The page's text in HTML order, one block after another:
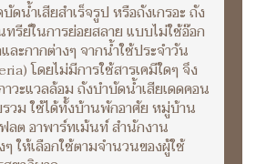
น้ำเสียสำเร็จรูป หรือถังเกรอะ ถัง
รีย์ในการย่อยสลาย แบบไม่ใช้อ๊อก
ะกากต่างๆ จากน้ำใช้ประจำวัน
โดยไม่มีการใช้สารเคมีใดๆ จึง
วะแวลล้อม ถังบำบัดน้ำเสียเดดคอน
วม ใช้ได้ทั้งบ้านพักอาศัย หมู่บ้าน
ลต อาพาร์ทเม้นท์ สำนักงาน
ให้เลือกใช้ตามจำนวนของผู้ใช้